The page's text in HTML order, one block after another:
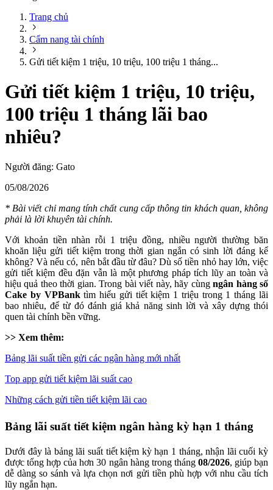
Trang chủ
Cẩm nang tài chính
Gửi tiết kiệm 1 triệu, 10 triệu, 100 triệu 1 tháng...
Gửi tiết kiệm 1 triệu, 10 triệu,
100 triệu 1 tháng lãi bao
nhiêu?
Người đăng: Gato
05/08/2026
* Bài viết chỉ mang tính chất cung cấp thông tin khách quan, không
phải là lời khuyên tài chính.
Với khoản tiền nhàn rỗi 1 triệu đồng, nhiều người thường băn
khoăn liệu gửi tiết kiệm trong thời gian ngắn có sinh lời đáng kể
không? Và nếu có, nên bắt đầu từ đâu? Dù số tiền nhỏ hay lớn, việc
gửi tiết kiệm đều đặn vẫn là một phương pháp tích lũy an toàn và
hiệu quả theo thời gian. Trong bài viết này, hãy cùngngân hàng số
Cake by VPBanktìm hiểu gửi tiết kiệm 1 triệu trong 1 tháng lãi
bao nhiêu, để từ đó đánh giá khả năng sinh lời và xây dựng thói
quen tài chính bền vững.
>> Xem thêm:
Bảng lãi suất tiền gửi các ngân hàng mới nhất
Top app gửi tiết kiệm lãi suất cao
Những cách gửi tiền tiết kiệm lãi cao
Bảng lãi suất tiết kiệm ngân hàng kỳ hạn 1 tháng
Dưới đây là bảng lãi suất tiết kiệm kỳ hạn 1 tháng, nhận lãi cuối kỳ
được tổng hợp của hơn 30 ngân hàng trong tháng 08/2026, giúp bạn
dễ dàng so sánh và lựa chọn nơi gửi tiền phù hợp với nhu cầu tích
lũy ngắn hạn.